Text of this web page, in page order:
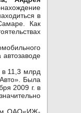
в
Как
11,3 млрд
Была
2009 г. в